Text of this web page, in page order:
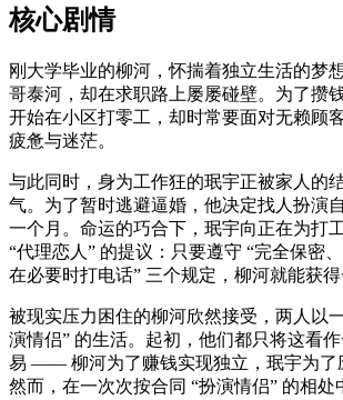
核心剧情
刚大学毕业的柳河，怀揣着独立生活的梦
哥泰河，却在求职路上屡屡碰壁。为了攒
开始在小区打零工，却时常要面对无赖顾
疲惫与迷茫。
与此同时，身为工作狂的珉宇正被家人的
气。为了暂时逃避逼婚，他决定找人扮演
一个月。命运的巧合下，珉宇向正在为打
“代理恋人” 的提议：只要遵守 “完全保密
在必要时打电话” 三个规定，柳河就能获得
被现实压力困住的柳河欣然接受，两人以
演情侣” 的生活。起初，他们都只将这看
易 —— 柳河为了赚钱实现独立，珉宇为了
然而，在一次次按合同 “扮演情侣” 的相处